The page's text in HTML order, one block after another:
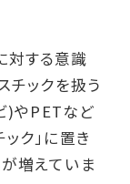
対する意識
チックを扱う
)やPETなど
ク」に置き
増えていま